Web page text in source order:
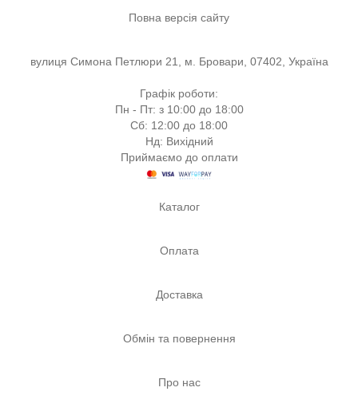
Повна версія сайту
вулиця Симона Петлюри 21, м. Бровари, 07402, Україна
Графік роботи:
Пн - Пт: з 10:00 до 18:00
Сб: 12:00 до 18:00
Нд: Вихідний
Приймаємо до оплати
Каталог
Оплата
Доставка
Обмін та повернення
Про нас